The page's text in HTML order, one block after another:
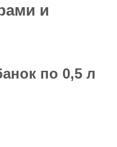
и
по 0,5 л